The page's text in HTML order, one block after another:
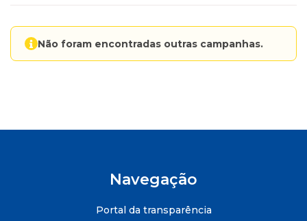
Não foram encontradas outras campanhas.
Navegação
Portal da transparência